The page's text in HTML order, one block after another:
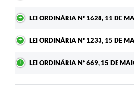
LEI ORDINÁRIA Nº 1628, 11 DE
LEI ORDINÁRIA Nº 1233, 15 DE
LEI ORDINÁRIA Nº 669, 15 DE